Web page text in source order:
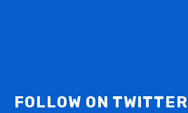
FOLLOW ON TWITTER